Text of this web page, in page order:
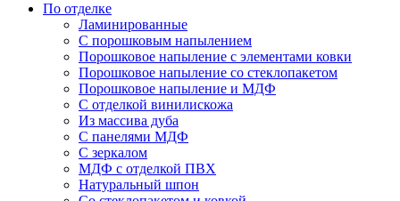
По отделке
Ламинированные
С порошковым напылением
Порошковое напыление с элементами ковки
Порошковое напыление со стеклопакетом
Порошковое напыление и МДФ
С отделкой винилискожа
Из массива дуба
С панелями МДФ
С зеркалом
МДФ с отделкой ПВХ
Натуральный шпон